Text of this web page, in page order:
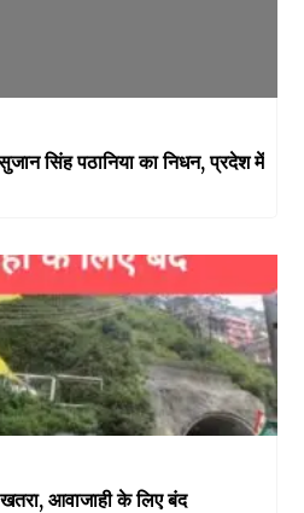
सिंह पठानिया का निधन, प्रदेश में
आवाजाही के लिए बंद